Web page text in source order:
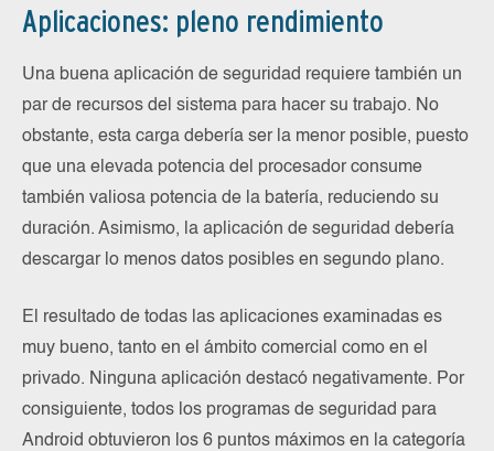
Aplicaciones: pleno rendimiento
Una buena aplicación de seguridad requiere también un
par de recursos del sistema para hacer su trabajo. No
obstante, esta carga debería ser la menor posible, puesto
que una elevada potencia del procesador consume
también valiosa potencia de la batería, reduciendo su
duración. Asimismo, la aplicación de seguridad debería
descargar lo menos datos posibles en segundo plano.
El resultado de todas las aplicaciones examinadas es
muy bueno, tanto en el ámbito comercial como en el
privado. Ninguna aplicación destacó negativamente. Por
consiguiente, todos los programas de seguridad para
Android obtuvieron los 6 puntos máximos en la categoría